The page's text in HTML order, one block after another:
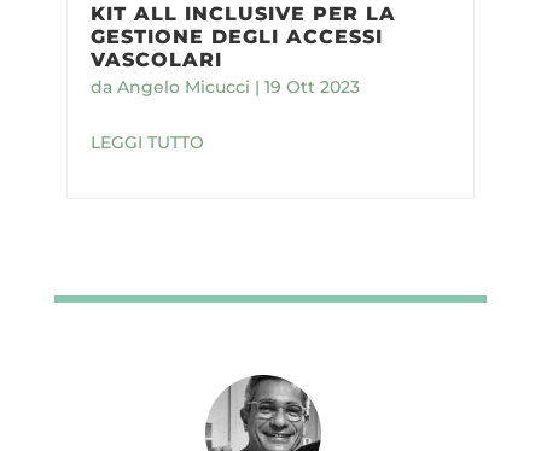
KIT ALL INCLUSIVE PER LA
GESTIONE DEGLI ACCESSI
VASCOLARI
da Angelo Micucci | 19 Ott 2023
LEGGI TUTTO